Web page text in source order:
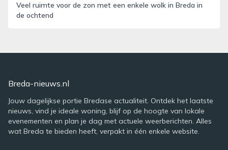
Veel ruimte voor de zon met een enkele wolk in Breda in
de ochtend
Breda-nieuws.nl
Jouw dagelijkse portie Bredase actualiteit. Ontdek het laatste
nieuws, vind je ideale woning, blijf op de hoogte van lokale
evenementen en plan je dag met actuele weerberichten. Alles
wat Breda te bieden heeft, verpakt in één enkele website.